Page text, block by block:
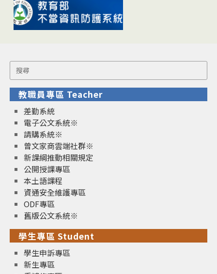
Search
for:
教職員專區 Teacher
差勤系統
電子公文系統※
請購系統※
曾文家商雲端社群※
新課綱推動相關規定
公開授課專區
本土語課程
資通安全維護專區
ODF專區
舊版公文系統※
學生專區 Student
學生申訴專區
新生專區